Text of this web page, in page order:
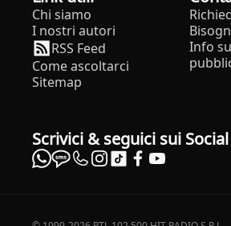
Chi siamo
I nostri autori
RSS Feed
Come ascoltarci
Sitemap
Info
Scrivici & seguici sui Social